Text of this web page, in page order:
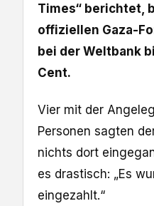
Times“ berichtet,
offiziellen Gaza-
bei der Weltbank
Cent.
Vier mit der
Personen sagten
nichts dort
es drastisch: „Es
eingezahlt.“